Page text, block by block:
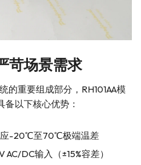
苛场景需求
的重要组成部分，RH101AA模
以下核心优势：
应-20℃至70℃极端温差
DC输入（±15%容差）